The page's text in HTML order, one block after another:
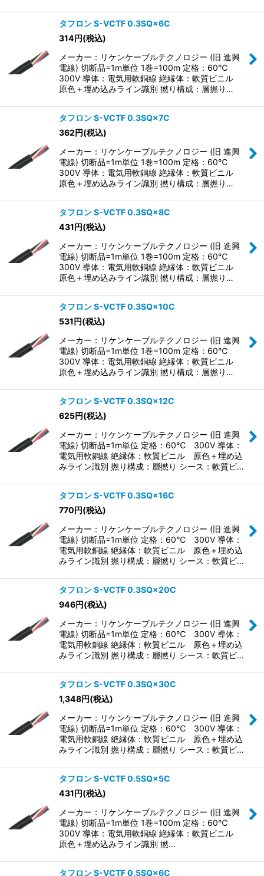
タフロン S-VCTF 0.3SQ×6C
314円(税込)
メーカー：リケンケーブルテクノロジー (旧 進興
電線) 切断品=1m単位 1巻=100m 定格：60℃
300V 導体：電気用軟銅線 絶縁体：軟質ビニル
原色＋埋め込みライン識別 撚り構成：層撚り…
タフロン S-VCTF 0.3SQ×7C
362円(税込)
メーカー：リケンケーブルテクノロジー (旧 進興
電線) 切断品=1m単位 1巻=100m 定格：60℃
300V 導体：電気用軟銅線 絶縁体：軟質ビニル
原色＋埋め込みライン識別 撚り構成：層撚り…
タフロン S-VCTF 0.3SQ×8C
431円(税込)
メーカー：リケンケーブルテクノロジー (旧 進興
電線) 切断品=1m単位 1巻=100m 定格：60℃
300V 導体：電気用軟銅線 絶縁体：軟質ビニル
原色＋埋め込みライン識別 撚り構成：層撚り…
タフロン S-VCTF 0.3SQ×10C
531円(税込)
メーカー：リケンケーブルテクノロジー (旧 進興
電線) 切断品=1m単位 1巻=100m 定格：60℃
300V 導体：電気用軟銅線 絶縁体：軟質ビニル
原色＋埋め込みライン識別 撚り構成：層撚り…
タフロン S-VCTF 0.3SQ×12C
625円(税込)
メーカー：リケンケーブルテクノロジー (旧 進興
電線) 切断品=1m単位 定格：60℃ 300V 導体：
電気用軟銅線 絶縁体：軟質ビニル 原色＋埋め込
みライン識別 撚り構成：層撚り シース：軟質ビ…
タフロン S-VCTF 0.3SQ×16C
770円(税込)
メーカー：リケンケーブルテクノロジー (旧 進興
電線) 切断品=1m単位 定格：60℃ 300V 導体：
電気用軟銅線 絶縁体：軟質ビニル 原色＋埋め込
みライン識別 撚り構成：層撚り シース：軟質ビ…
タフロン S-VCTF 0.3SQ×20C
946円(税込)
メーカー：リケンケーブルテクノロジー (旧 進興
電線) 切断品=1m単位 定格：60℃ 300V 導体：
電気用軟銅線 絶縁体：軟質ビニル 原色＋埋め込
みライン識別 撚り構成：層撚り シース：軟質ビ…
タフロン S-VCTF 0.3SQ×30C
1,348円(税込)
メーカー：リケンケーブルテクノロジー (旧 進興
電線) 切断品=1m単位 定格：60℃ 300V 導体：
電気用軟銅線 絶縁体：軟質ビニル 原色＋埋め込
みライン識別 撚り構成：層撚り シース：軟質ビ…
タフロン S-VCTF 0.5SQ×5C
431円(税込)
メーカー：リケンケーブルテクノロジー (旧 進興
電線) 切断品=1m単位 1巻=100m 定格：60℃
300V 導体：電気用軟銅線 絶縁体：軟質ビニル
原色＋埋め込みライン識別 撚…
タフロン S-VCTF 0.5SQ×6C